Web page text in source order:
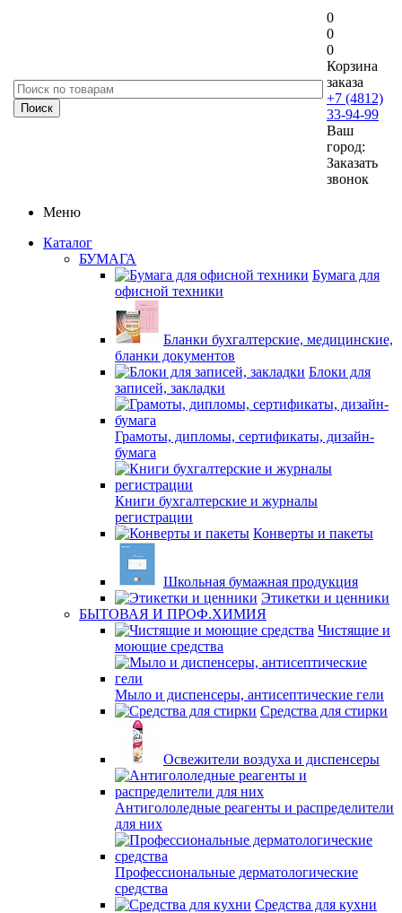
0
0
0
Корзина
заказа
+7 (4812)
33-94-99
Ваш
город:
Заказать
звонок
Меню
Каталог
БУМАГА
Бумага для
офисной техники
Бланки бухгалтерские, медицинские,
бланки документов
Блоки для
записей, закладки
Грамоты, дипломы, сертификаты, дизайн-
бумага
Книги бухгалтерские и журналы
регистрации
Конверты и пакеты
Школьная бумажная продукция
Этикетки и ценники
БЫТОВАЯ И ПРОФ.ХИМИЯ
Чистящие и
моющие средства
Мыло и диспенсеры, антисептические гели
Средства для стирки
Освежители воздуха и диспенсеры
Антигололедные реагенты и распределители
для них
Профессиональные дерматологические
средства
Средства для кухни